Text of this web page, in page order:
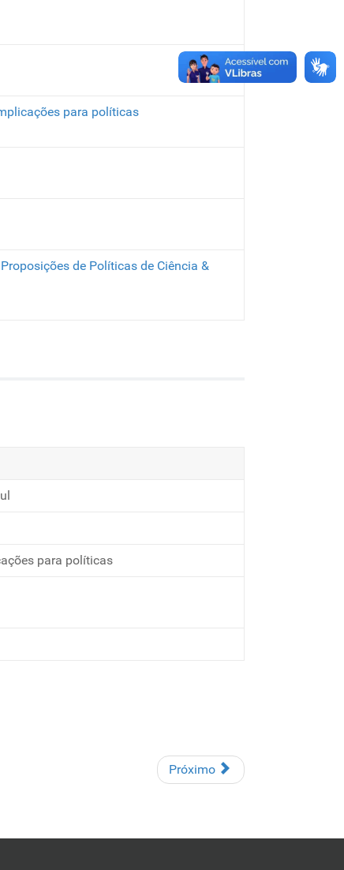
para políticas
de Políticas de Ciência &
para políticas
Próximo